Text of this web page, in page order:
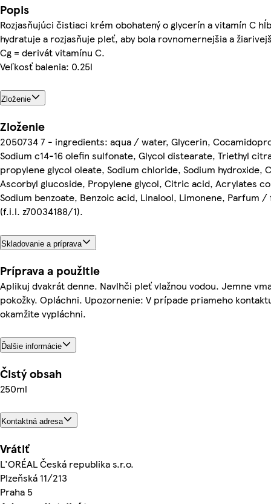
Popis
Rozjasňujúci čistiaci krém obohatený o glycerín a vitamín C
hydratuje a rozjasňuje pleť, aby bola rovnomernejšia a
Cg = derivát vitamínu C.
Veľkosť balenia: 0.25l
Zloženie
Zloženie
2050734 7 - ingredients: aqua / water, Glycerin,
Sodium c14-16 olefin sulfonate, Glycol distearate, Triethyl
propylene glycol oleate, Sodium chloride, Sodium hydroxide,
Ascorbyl glucoside, Propylene glycol, Citric acid, Acrylates
Sodium benzoate, Benzoic acid, Linalool, Limonene, Parfum
(f.i.l. z70034188/1).
Skladovanie a príprava
Príprava a použitie
Aplikuj dvakrát denne. Navlhči pleť vlažnou vodou. Jemne
pokožky. Opláchni. Upozornenie: V prípade priameho
okamžite vypláchni.
Ďalšie informácie
Čistý obsah
250ml
Kontaktná adresa
Vrátiť
L'ORÉAL Česká republika s.r.o.
Plzeňská 11/213
Praha 5